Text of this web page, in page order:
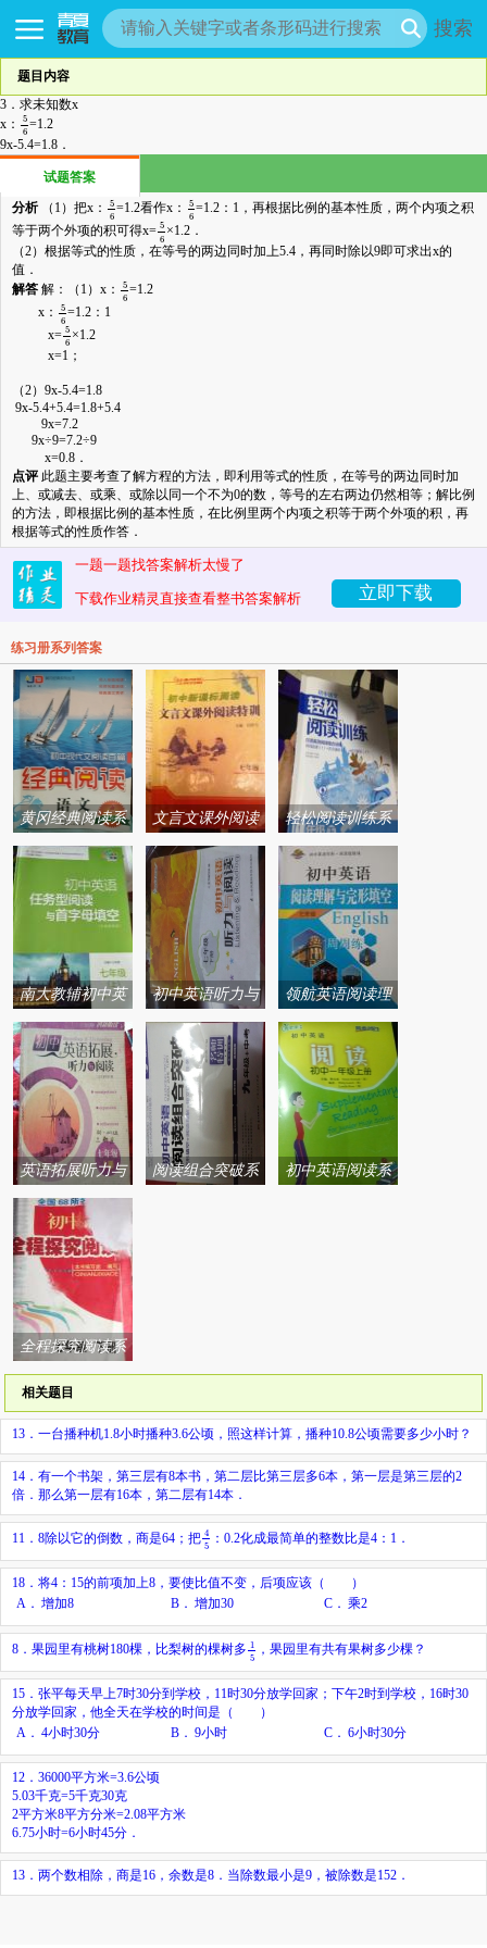
搜索
题目内容
3．求未知数x
x：
5
6
56
=1.2
9x-5.4=1.8．
试题答案
分析（1）把x：
5
6
56
=1.2看作x：
5
6
56
=1.2：1，再根据比例的基本性质，两个内项之积
等于两个外项的积可得x= 5
6
56
×1.2．
（2）根据等式的性质，在等号的两边同时加上5.4，再同时除以9即可求出x的
值．
解答 解：（1）x：
5
6
56
=1.2
x：
5
6
56
=1.2：1
x= 5
6
56
×1.2
x=1；
（2）9x-5.4=1.8
9x-5.4+5.4=1.8+5.4
9x=7.2
9x÷9=7.2÷9
x=0.8．
点评 此题主要考查了解方程的方法，即利用等式的性质，在等号的两边同时加
上、或减去、或乘、或除以同一个不为0的数，等号的左右两边仍然相等；解比例
的方法，即根据比例的基本性质，在比例里两个内项之积等于两个外项的积，再
根据等式的性质作答．
一题一题找答案解析太慢了
下载作业精灵直接查看整书答案解析 立即下载
练习册系列答案
黄冈经典阅读系
列答案
文言文课外阅读
特训系列答案
轻松阅读训练系
列答案
南大教辅初中英
语任务型阅读与
首字母填空系列
答案
初中英语听力与
阅读系列答案
领航英语阅读理
解与完形填空系
列答案
英语拓展听力与
阅读系列答案
阅读组合突破系
初中英语阅读系
全程探究阅读系
列答案
相关题目
13．一台播种机1.8小时播种3.6公顷，照这样计算，播种10.8公顷需要多少小时？
14．有一个书架，第三层有8本书，第二层比第三层多6本，第一层是第三层的2
倍．那么第一层有16本，第二层有14本．
11．8除以它的倒数，商是64；把 4
5
45
：0.2化成最简单的整数比是4：1．
18．将4：15的前项加上8，要使比值不变，后项应该（ ）
A． 增加8 B． 增加30 C． 乘2
8．果园里有桃树180棵，比梨树的棵树多 1
5
1
，果园里有共有果树多少棵？
15．张平每天早上7时30分到学校，11时30分放学回家；下午2时到学校，16时30
分放学回家，他全天在学校的时间是（ ）
A． 4小时30分 B． 9小时 C． 6小时30分
12．36000平方米=3.6公顷
5.03千克=5千克30克
2平方米8平方分米=2.08平方米
6.75小时=6小时45分．
13．两个数相除，商是16，余数是8．当除数最小是9，被除数是152．